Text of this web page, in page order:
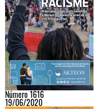
Número 1616
19/06/2020